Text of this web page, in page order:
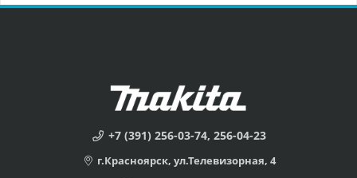
+7 (391) 256-03-74, 256-04-23
г.Красноярск, ул.Телевизорная, 4